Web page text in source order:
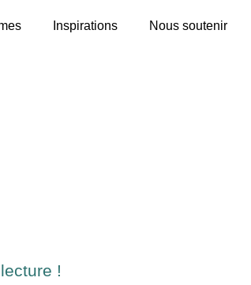
Inspirations Nous soutenir
!